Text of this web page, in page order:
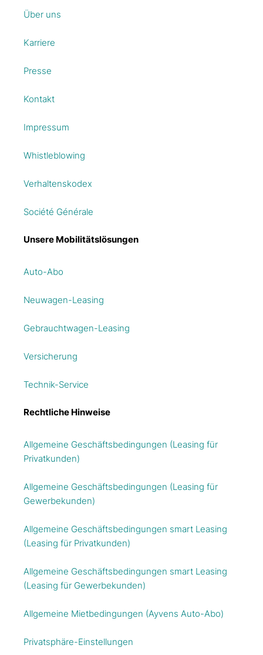
Über uns
Karriere
Presse
Kontakt
Impressum
Whistleblowing
Verhaltenskodex
Société Générale
Unsere Mobilitätslösungen
Auto-Abo
Neuwagen-Leasing
Gebrauchtwagen-Leasing
Versicherung
Technik-Service
Rechtliche Hinweise
Allgemeine Geschäftsbedingungen (Leasing für
Privatkunden)
Allgemeine Geschäftsbedingungen (Leasing für
Gewerbekunden)
Allgemeine Geschäftsbedingungen smart Leasing
(Leasing für Privatkunden)
Allgemeine Geschäftsbedingungen smart Leasing
(Leasing für Gewerbekunden)
Allgemeine Mietbedingungen (Ayvens Auto-Abo)
Privatsphäre-Einstellungen